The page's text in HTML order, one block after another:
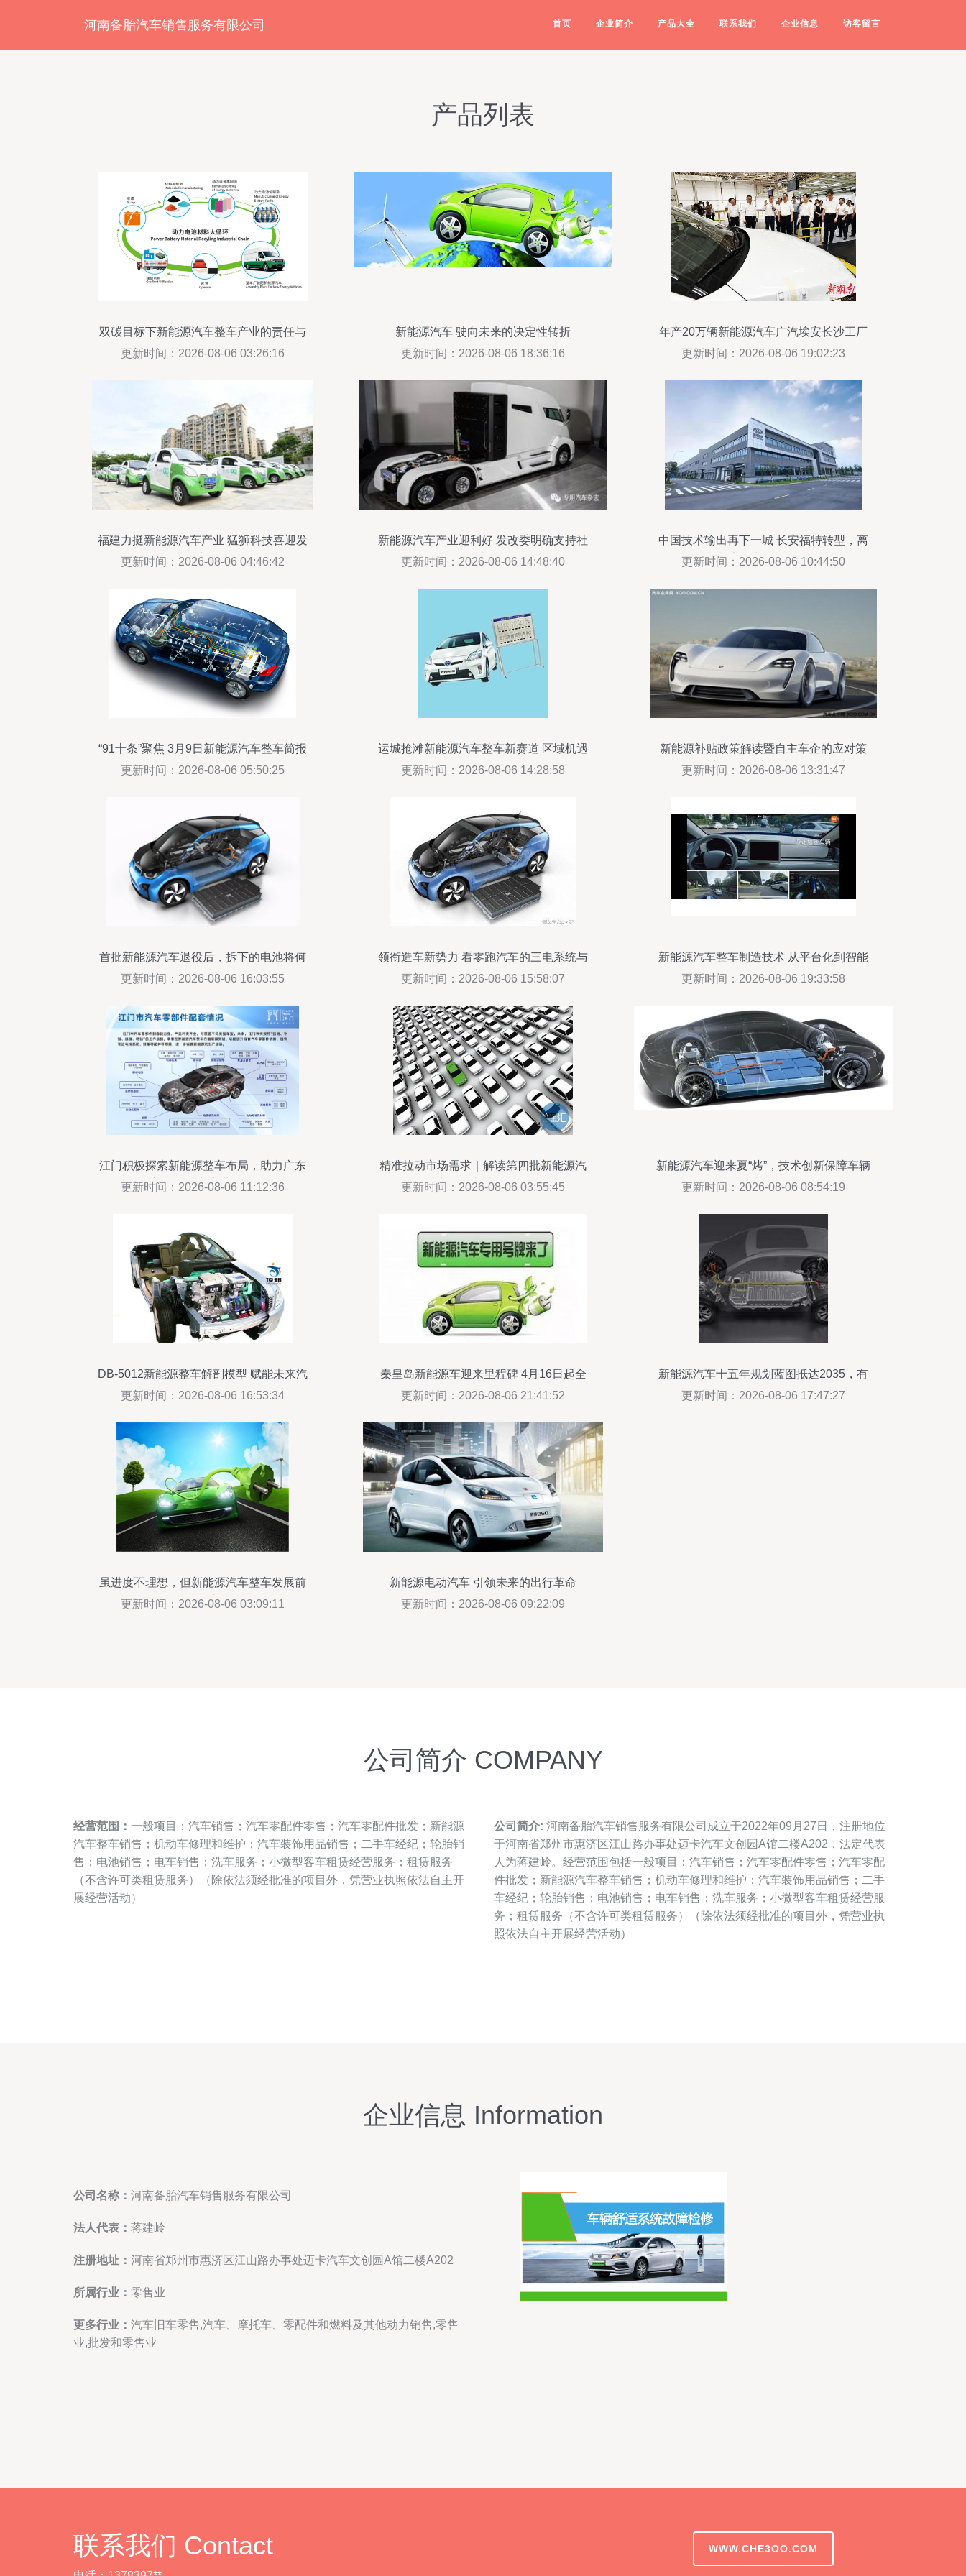
河南备胎汽车销售服务有限公司 首页 企业简介 产品大全 联系我们 企业信息 访客留言
产品列表
双碳目标下新能源汽车整车产业的责任与
路径
更新时间：2026-08-06 03:26:16
新能源汽车 驶向未来的决定性转折
更新时间：2026-08-06 18:36:16
年产20万辆新能源汽车广汽埃安长沙工厂
竣工投产 毛伟明宣布投产
更新时间：2026-08-06 19:02:23
福建力挺新能源汽车产业 猛狮科技喜迎发
展良机
更新时间：2026-08-06 04:46:42
新能源汽车产业迎利好 发改委明确支持社
会资本投资
更新时间：2026-08-06 14:48:40
中国技术输出再下一城 长安福特转型，离
不开长安汽车的新能源技术
更新时间：2026-08-06 10:44:50
“91十条”聚焦 3月9日新能源汽车整车简报
更新时间：2026-08-06 05:50:25
运城抢滩新能源汽车整车新赛道 区域机遇
与挑战
更新时间：2026-08-06 14:28:58
新能源补贴政策解读暨自主车企的应对策
略——以新能源汽车整车的危与机为例
更新时间：2026-08-06 13:31:47
首批新能源汽车退役后，拆下的电池将何
去何从？
更新时间：2026-08-06 16:03:55
领衔造车新势力 看零跑汽车的三电系统与
整车布置
更新时间：2026-08-06 15:58:07
新能源汽车整车制造技术 从平台化到智能
一体化转型
更新时间：2026-08-06 19:33:58
江门积极探索新能源整车布局，助力广东
新能源汽车产业发展
更新时间：2026-08-06 11:12:36
精准拉动市场需求｜解读第四批新能源汽
车目录入选关键词
更新时间：2026-08-06 03:55:45
新能源汽车迎来夏“烤”，技术创新保障车辆
安全
更新时间：2026-08-06 08:54:19
DB-5012新能源整车解剖模型 赋能未来汽
修教育的智慧教具
更新时间：2026-08-06 16:53:34
秦皇岛新能源车迎来里程碑 4月16日起全
面启用专用号牌
更新时间：2026-08-06 21:41:52
新能源汽车十五年规划蓝图抵达2035，有
望成为市场主流
更新时间：2026-08-06 17:47:27
虽进度不理想，但新能源汽车整车发展前
景依然广阔
更新时间：2026-08-06 03:09:11
新能源电动汽车 引领未来的出行革命
更新时间：2026-08-06 09:22:09
公司简介 COMPANY
经营范围： 一般项目：汽车销售；汽车零配件零售；汽车零配件批发；新能源
汽车整车销售；机动车修理和维护；汽车装饰用品销售；二手车经纪；轮胎销
售；电池销售；电车销售；洗车服务；小微型客车租赁经营服务；租赁服务
（不含许可类租赁服务）（除依法须经批准的项目外，凭营业执照依法自主开
展经营活动）
公司简介: 河南备胎汽车销售服务有限公司成立于2022年09月27日，注册地位
于河南省郑州市惠济区江山路办事处迈卡汽车文创园A馆二楼A202，法定代表
人为蒋建岭。经营范围包括一般项目：汽车销售；汽车零配件零售；汽车零配
件批发；新能源汽车整车销售；机动车修理和维护；汽车装饰用品销售；二手
车经纪；轮胎销售；电池销售；电车销售；洗车服务；小微型客车租赁经营服
务；租赁服务（不含许可类租赁服务）（除依法须经批准的项目外，凭营业执
照依法自主开展经营活动）
企业信息 Information
公司名称： 河南备胎汽车销售服务有限公司
法人代表： 蒋建岭
注册地址： 河南省郑州市惠济区江山路办事处迈卡汽车文创园A馆二楼A202
所属行业： 零售业
更多行业： 汽车旧车零售,汽车、摩托车、零配件和燃料及其他动力销售,零售
业,批发和零售业
联系我们 Contact WWW.CHE3OO.COM